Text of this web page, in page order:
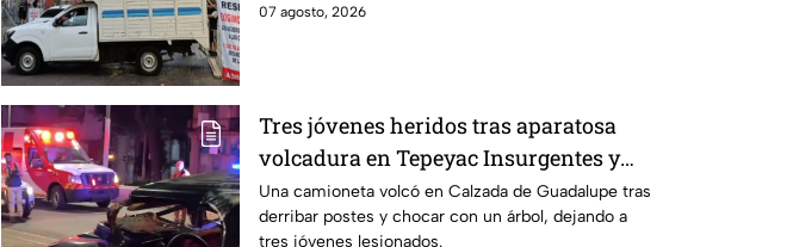
07 agosto, 2026
Tres jóvenes heridos tras aparatosa
volcadura en Tepeyac Insurgentes y
operativo en la Juárez, mientras
dormía
Una camioneta volcó en Calzada de Guadalupe tras
derribar postes y chocar con un árbol, dejando a
tres jóvenes lesionados.